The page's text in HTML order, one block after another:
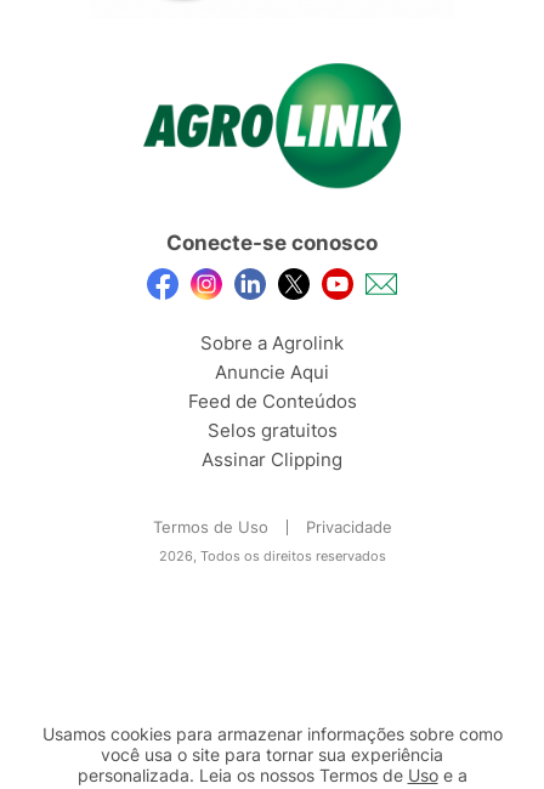
Conecte-se conosco
Sobre a Agrolink
Anuncie Aqui
Feed de Conteúdos
Selos gratuitos
Assinar Clipping
Termos de Uso Privacidade
2026, Todos os direitos reservados
Usamos cookies para armazenar informações sobre como
você usa o site para tornar sua experiência
personalizada. Leia os nossos Termos de Usoe a